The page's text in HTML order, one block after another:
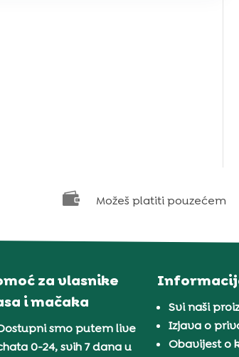
 Možeš platiti pouzećem
za vlasnike
i mačaka
smo putem live
0-24, svih 7 dana u
Svi naši
Izjava o
Obavijest o